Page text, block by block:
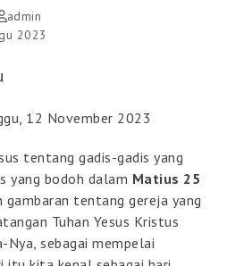
admin
2023
12 November 2023
tentang gadis-gadis yang
yang bodoh dalam Matius 25
gambaran tentang gereja yang
Tuhan Yesus Kristus
sebagai mempelai